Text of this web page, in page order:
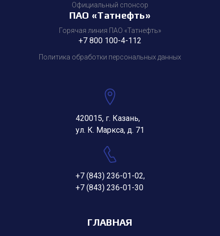
Официальный спонсор
ПАО «Татнефть»
Горячая линия ПАО «Татнефть»
+7 800 100-4-112
Политика обработки персональных данных
420015, г. Казань,
ул. К. Маркса, д. 71
+7 (843) 236-01-02,
+7 (843) 236-01-30
ГЛАВНАЯ